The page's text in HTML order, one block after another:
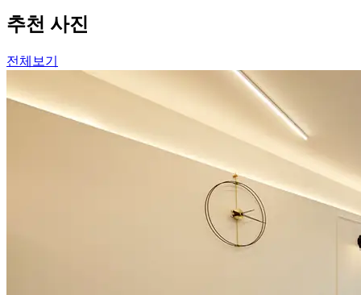
추천 사진
전체보기